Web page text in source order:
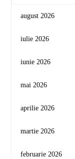
august 2026
iulie 2026
iunie 2026
mai 2026
aprilie 2026
martie 2026
februarie 2026